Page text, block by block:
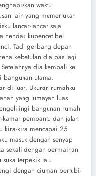
waktu
lain yang memerlukan
lancar-lancar saja
hendak kupencet bel
Tadi gerbang depan
kebetulan dia pas lagi
dia kembali ke
bangunan utama.
di luar. Ukuran rumahku
yang lumayan luas
bangunan rumah
pembantu dan jalan
kira-kira mencapai 25
masuk dengan senyap
sekali dengan permainan
suka terpekik lalu
dengan ciuman bertubi-